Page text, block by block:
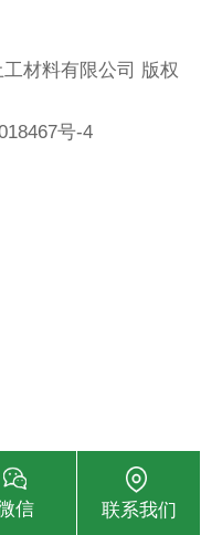
材料有限公司 版权
号-4
信 联系我们